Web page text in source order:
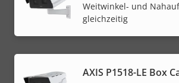
Weitwinkel- und
gleichzeitig
AXIS P1518-LE Box